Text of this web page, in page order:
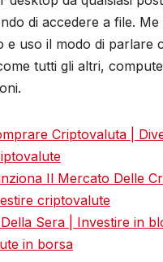
di accedere a file. Me
e uso il modo di parlare
tutti gli altri,
Criptovaluta |
Il Mercato Delle
criptovalute
Sera | Investire in
in borsa